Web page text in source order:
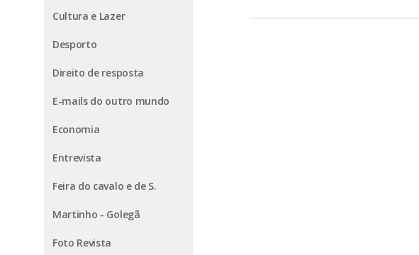
Cultura e Lazer
Desporto
Direito de resposta
E-mails do outro mundo
Economia
Entrevista
Feira do cavalo e de S.
Martinho - Golegã
Foto Revista